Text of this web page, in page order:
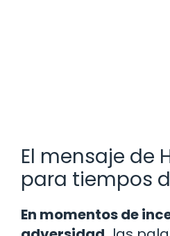
El mensaje de
para tiempos
En momentos de